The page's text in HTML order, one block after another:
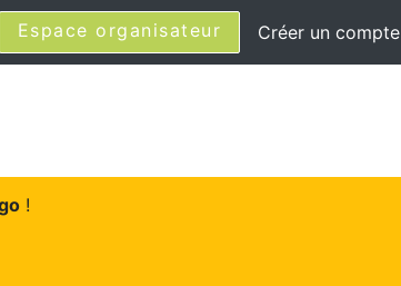
Espace organisateur Créer un compte
!